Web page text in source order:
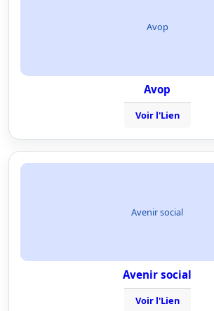
Avop
Avop
Voir l'Lien
Avenir social
Avenir social
Voir l'Lien